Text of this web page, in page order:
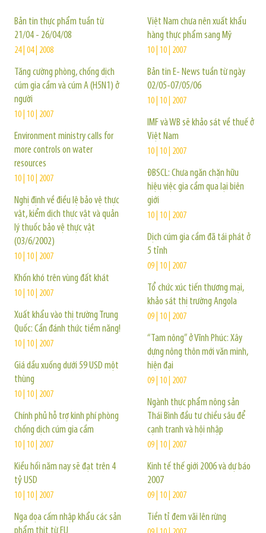
Bản tin thực phẩm tuần từ
21/04 - 26/04/08
24 | 04 | 2008
Tăng cường phòng, chống dịch
cúm gia cầm và cúm A (H5N1) ở
người
10 | 10 | 2007
Environment ministry calls for
more controls on water
resources
10 | 10 | 2007
Nghị định về điều lệ bảo vệ thực
vật, kiểm dịch thực vật và quản
lý thuốc bảo vệ thực vật
(03/6/2002)
10 | 10 | 2007
Khốn khó trên vùng đất khát
10 | 10 | 2007
Xuất khẩu vào thị trường Trung
Quốc: Cần đánh thức tiềm năng!
10 | 10 | 2007
Giá dầu xuống dưới 59 USD một
thùng
10 | 10 | 2007
Chính phủ hỗ trợ kinh phí phòng
chống dịch cúm gia cầm
10 | 10 | 2007
Kiều hối năm nay sẽ đạt trên 4
tỷ USD
10 | 10 | 2007
Nga dọa cấm nhập khẩu các sản
Việt Nam chưa nên xuất khẩu
hàng thực phẩm sang Mỹ
10 | 10 | 2007
Bản tin E- News tuần từ ngày
02/05-07/05/06
10 | 10 | 2007
IMF và WB sẽ khảo sát về thuế ở
Việt Nam
10 | 10 | 2007
ĐBSCL: Chưa ngăn chặn hữu
hiệu việc gia cầm qua lại biên
giới
10 | 10 | 2007
Dịch cúm gia cầm đã tái phát ở
5 tỉnh
09 | 10 | 2007
Tổ chức xúc tiến thương mại,
khảo sát thị trường Angola
09 | 10 | 2007
“Tam nông” ở Vĩnh Phúc: Xây
dựng nông thôn mới văn minh,
hiện đại
09 | 10 | 2007
Ngành thực phẩm nông sản
Thái Bình đầu tư chiều sâu để
cạnh tranh và hội nhập
09 | 10 | 2007
Kinh tế thế giới 2006 và dự báo
2007
09 | 10 | 2007
Tiền tỉ đem vãi lên rừng